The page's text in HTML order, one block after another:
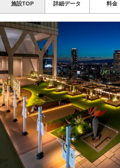
施設TOP 詳細データ 料金